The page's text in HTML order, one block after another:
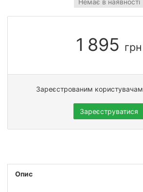
1 895 грн
Зареєстрованим користувачам
Зареєструватися
Опис